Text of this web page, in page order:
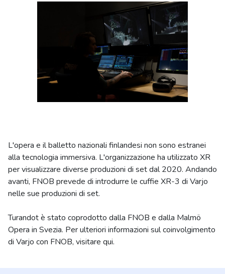
L'opera e il balletto nazionali finlandesi non sono estranei
alla tecnologia immersiva. L'organizzazione ha utilizzato XR
per visualizzare diverse produzioni di set dal 2020. Andando
avanti, FNOB prevede di introdurre le cuffie XR-3 di Varjo
nelle sue produzioni di set.
Turandot è stato coprodotto dalla FNOB e dalla Malmö
Opera in Svezia. Per ulteriori informazioni sul coinvolgimento
di Varjo con FNOB, visitare qui.